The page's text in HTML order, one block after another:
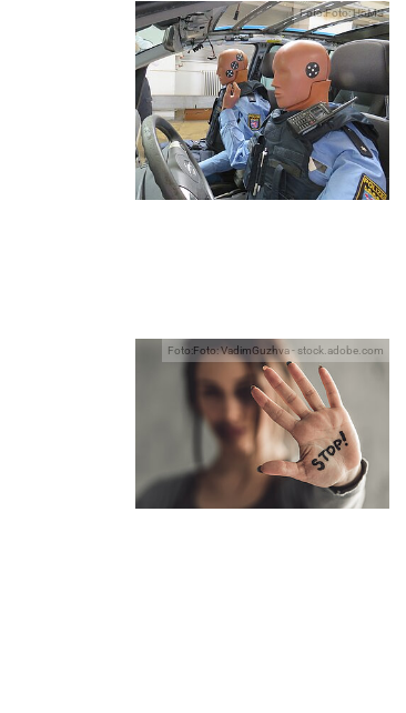
Foto:Foto: HöMS
Foto:Foto: VadimGuzhva - stock.adobe.com